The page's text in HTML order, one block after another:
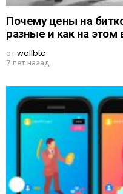
Почему цены на
разные и как на этом
отwallbtc
7 лет назад